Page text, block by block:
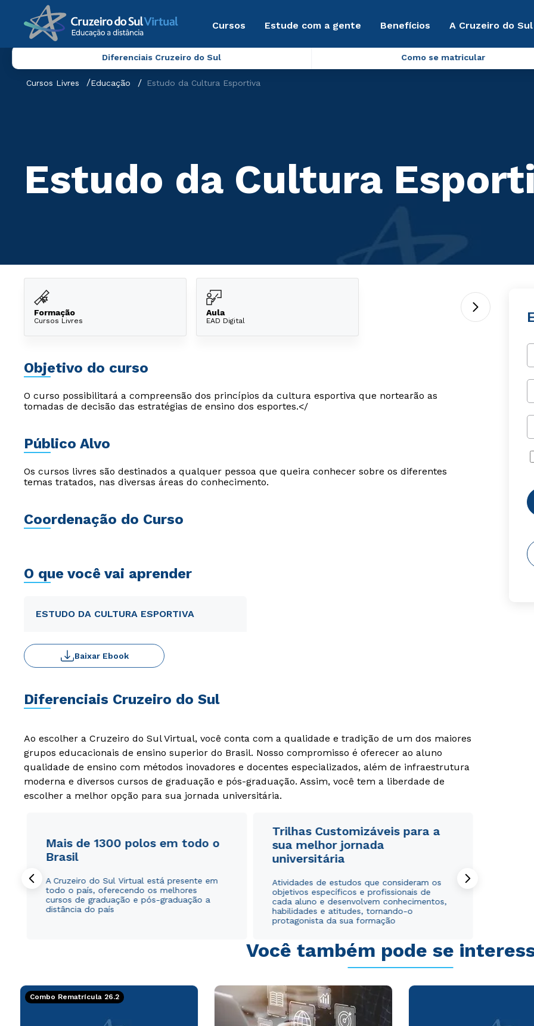
Cursos Estude com a gente Benefícios A Cruzeiro do
Diferenciais Cruzeiro do Sul Como se matricular
Cursos Livres Educação Estudo da Cultura Esportiva
Estudo da Cultura
Formação
Cursos Livres
Aula
EAD Digital
Objetivo do curso
O curso possibilitará a compreensão dos princípios da cultura esportiva que nortearão as
tomadas de decisão das estratégias de ensino dos esportes.</
Público Alvo
Os cursos livres são destinados a qualquer pessoa que queira conhecer sobre os diferentes
temas tratados, nas diversas áreas do conhecimento.
Coordenação do Curso
O que você vai aprender
ESTUDO DA CULTURA ESPORTIVA
Baixar Ebook
Diferenciais Cruzeiro do Sul
Ao escolher a Cruzeiro do Sul Virtual, você conta com a qualidade e tradição de um dos maiores
grupos educacionais de ensino superior do Brasil. Nosso compromisso é oferecer ao aluno
qualidade de ensino com métodos inovadores e docentes especializados, além de infraestrutura
moderna e diversos cursos de graduação e pós-graduação. Assim, você tem a liberdade de
escolher a melhor opção para sua jornada universitária.
Mais de 1300 polos em todo o
Brasil
A Cruzeiro do Sul Virtual está presente em
todo o país, oferecendo os melhores
cursos de graduação e pós-graduação a
distância do país
Trilhas Customizáveis para a
sua melhor jornada
universitária
Atividades de estudos que consideram os
objetivos específicos e profissionais de
cada aluno e desenvolvem conhecimentos,
habilidades e atitudes, tornando-o
protagonista da sua formação
Você também pode se
Combo Rematrícula 26.2
Estou de acordo com aPolítica de Privacidade.
autorizo que meus dados sejam utilizados para o
Estou de acordo com aPolítica de Privacidade.
autorizo que meus dados sejam utilizados para o